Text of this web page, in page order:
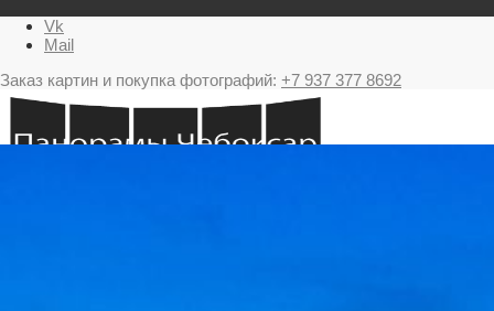
Vk
Mail
Заказ картин и покупка фотографий: +7 937 377 8692